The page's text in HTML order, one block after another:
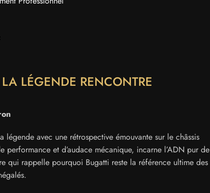
LÉGENDE RENCONTRE
légende avec une rétrospective émouvante sur le châssis
et d’audace mécanique, incarne l’ADN pur de
qui rappelle pourquoi Bugatti reste la référence ultime des